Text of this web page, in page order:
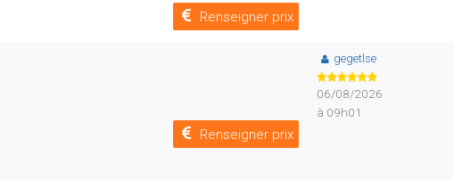
Renseigner prix
Renseigner prix
gegetlse
06/08/2026
à 09h01